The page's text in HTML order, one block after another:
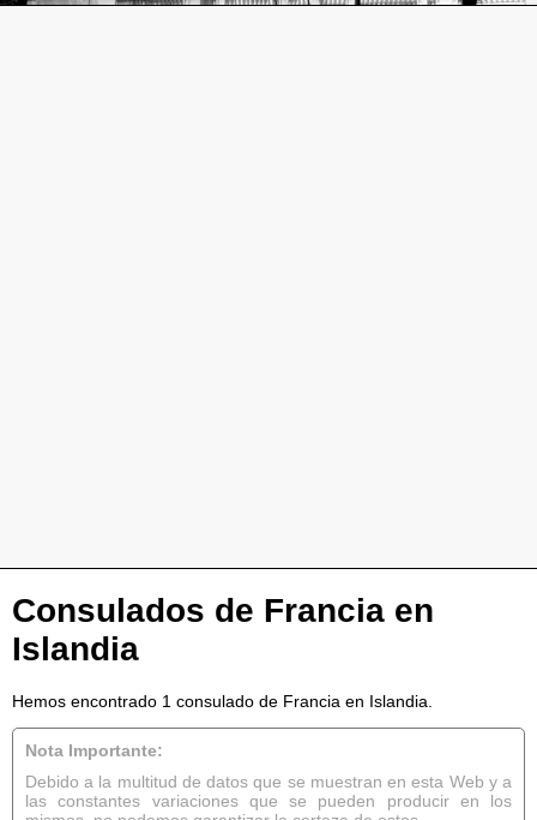
Consulados de Francia en
Islandia
Hemos encontrado 1 consulado de Francia en Islandia.
Nota Importante:
Debido a la multitud de datos que se muestran en esta Web y a
las constantes variaciones que se pueden producir en los